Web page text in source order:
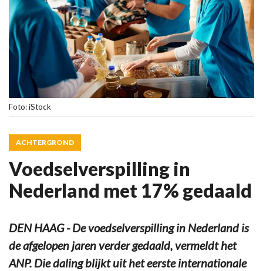
Foto: iStock
ACHTERGROND
Voedselverspilling in
Nederland met 17% gedaald
DEN HAAG - De voedselverspilling in Nederland is
de afgelopen jaren verder gedaald, vermeldt het
ANP. Die daling blijkt uit het eerste internationale